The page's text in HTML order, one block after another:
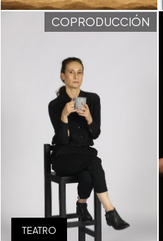
TEATRO
COPRODUCCIÓN